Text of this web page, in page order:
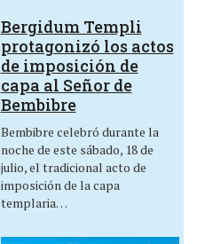
Bergidum Templi
protagonizó los actos
de imposición de
capa al Señor de
Bembibre
Bembibre celebró durante la
noche de este sábado, 18 de
julio, el tradicional acto de
imposición de la capa
templaria…